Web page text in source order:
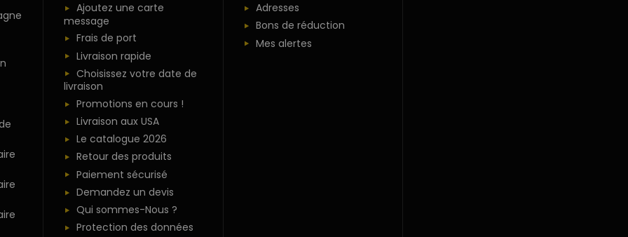
Ajoutez une carte
message
Frais de port
Livraison rapide
Choisissez votre date de
livraison
Promotions en cours !
Livraison aux USA
Le catalogue 2026
Retour des produits
Paiement sécurisé
Demandez un devis
Qui sommes-Nous ?
Protection des données
Adresses
Bons de réduction
Mes alertes